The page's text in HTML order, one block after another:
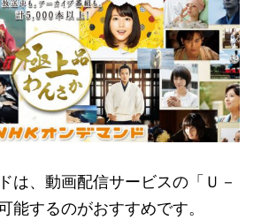
は、動画配信サービスの「Ｕ－
能するのがおすすめです。